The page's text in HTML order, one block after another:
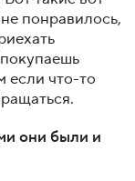
понравилось,
если что-то
они были и